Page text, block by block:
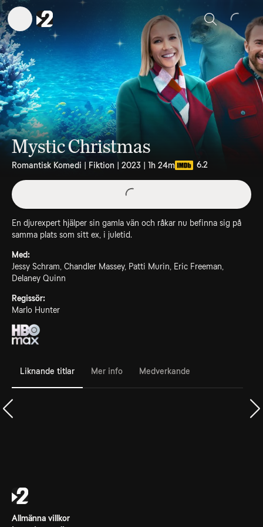
Sök
Mystic Christmas
Romantisk Komedi | Fiktion | 2023 | 1h 24m 6.2
En djurexpert hjälper sin gamla vän och råkar nu befinna sig på
samma plats som sitt ex, i juletid.
Med:
Jessy Schram, Chandler Massey, Patti Murin, Eric Freeman,
Delaney Quinn
Regissör:
Marlo Hunter
Liknande titlar Mer info Medverkande
Allmänna villkor